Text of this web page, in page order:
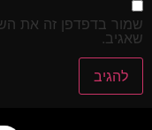
שמור בדפדפן זה את
שאגיב.